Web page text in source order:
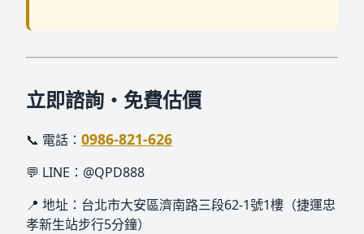
立即諮詢・免費估價
📞 電話： 0986-821-626
💬 LINE：@QPD888
📍 地址：台北市大安區濟南路三段62-1號1樓（捷運忠
孝新生站步行5分鐘）